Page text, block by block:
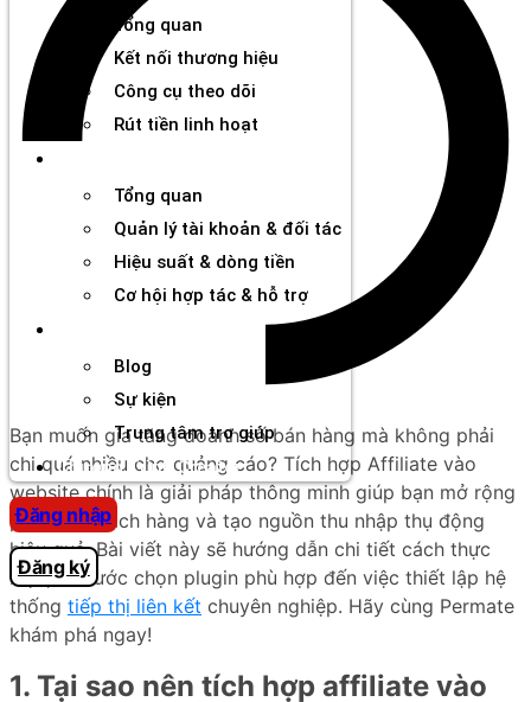
Tổng quan
Kết nối thương hiệu
Công cụ theo dõi
Rút tiền linh hoạt
Tổng quan
Quản lý tài khoản & đối tác
Hiệu suất & dòng tiền
Cơ hội hợp tác & hỗ trợ
Blog
Sự kiện
Trung tâm trợ giúp
Chương Trình Creator
Đăng nhập
Đăng ký
Bạn muốn gia tăng doanh số bán hàng mà không phải
chi quá nhiều cho quảng cáo? Tích hợp Affiliate vào
website chính là giải pháp thông minh giúp bạn mở rộng
phạm vi khách hàng và tạo nguồn thu nhập thụ động
hiệu quả. Bài viết này sẽ hướng dẫn chi tiết cách thực
hiện, từ bước chọn plugin phù hợp đến việc thiết lập hệ
thống tiếp thị liên kết chuyên nghiệp. Hãy cùng Permate
khám phá ngay!
1. Tại sao nên tích hợp affiliate vào